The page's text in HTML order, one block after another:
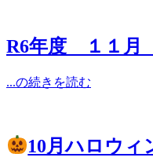
R6年度 １１月
...の続きを読む
10月ハロウィ